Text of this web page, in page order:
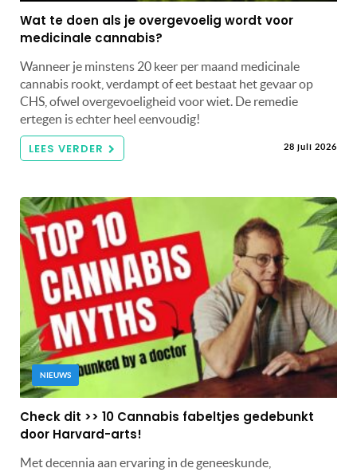
Wat te doen als je overgevoelig wordt voor
medicinale cannabis?
Wanneer je minstens 20 keer per maand medicinale
cannabis rookt, verdampt of eet bestaat het gevaar op
CHS, ofwel overgevoeligheid voor wiet. De remedie
ertegen is echter heel eenvoudig!
LEES VERDER 28 juli 2026
NIEUWS
Check dit >> 10 Cannabis fabeltjes gedebunkt
door Harvard-arts!
Met decennia aan ervaring in de geneeskunde,